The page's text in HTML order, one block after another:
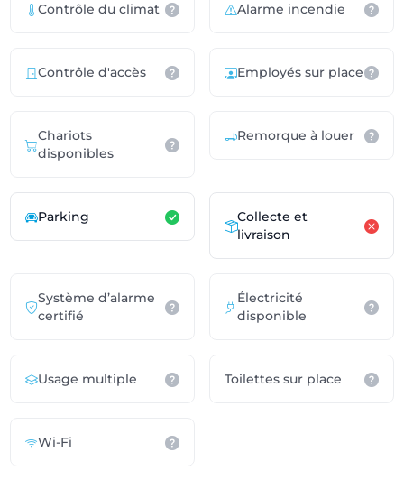
Contrôle du climat Alarme incendie
Contrôle d'accès Employés sur place
Chariots
disponibles
Remorque à louer
Parking
Collecte et
livraison
Système d’alarme
certifié
Électricité
disponible
Usage multiple Toilettes sur place
Wi-Fi